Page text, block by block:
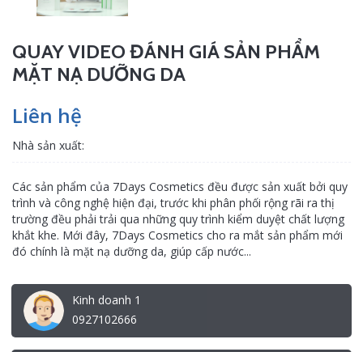
QUAY VIDEO ĐÁNH GIÁ SẢN PHẨM
MẶT NẠ DƯỠNG DA
Liên hệ
Nhà sản xuất:
Các sản phẩm của 7Days Cosmetics đều được sản xuất bởi quy
trình và công nghệ hiện đại, trước khi phân phối rộng rãi ra thị
trường đều phải trải qua những quy trình kiểm duyệt chất lượng
khắt khe. Mới đây, 7Days Cosmetics cho ra mắt sản phẩm mới
đó chính là mặt nạ dưỡng da, giúp cấp nước...
Kinh doanh 1
0927102666